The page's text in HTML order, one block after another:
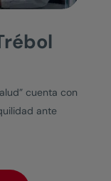
cuenta con
ante